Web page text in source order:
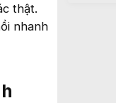
thật.
nhanh